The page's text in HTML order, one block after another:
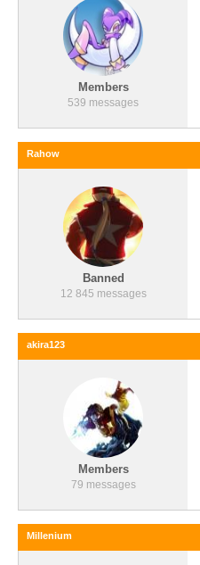
Members
539 messages
Rahow
Banned
12 845 messages
akira123
Members
79 messages
Millenium